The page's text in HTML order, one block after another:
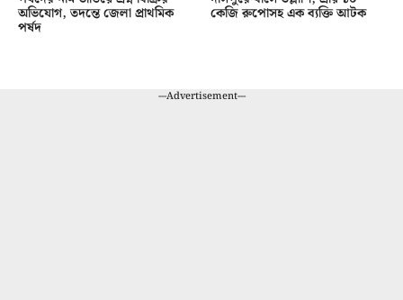
অভিযোগ, তদন্তে জেলা প্রাথমিক
পর্ষদ
কেজি রুপোসহ এক ব্যক্তি আটক
---Advertisement---